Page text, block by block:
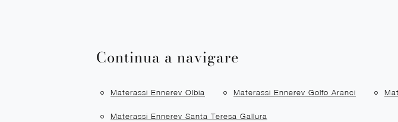
Continua a navigare
Materassi Ennerev Olbia Materassi Ennerev Golfo Aranci
Materassi Ennerev Santa Teresa Gallura